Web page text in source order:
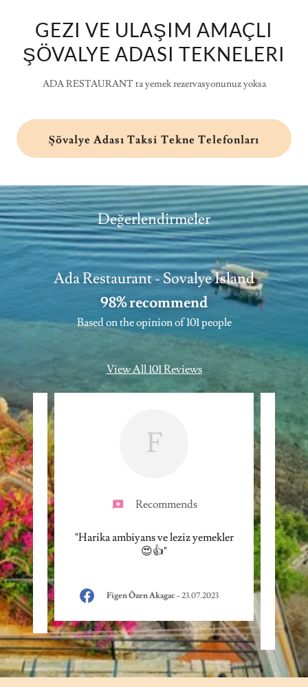
GEZI VE ULAŞIM AMAÇLI
ŞÖVALYE ADASI TEKNELERI
ADA RESTAURANT ta yemek rezervasyonunuz yoksa
Şövalye Adası Taksi Tekne Telefonları
Değerlendirmeler
Ada Restaurant - Sovalye Island
98% recommend
Based on the opinion of 101 people
View All 101 Reviews
F
Recommends
"Harika ambiyans ve leziz yemekler
😍👍"
Figen Özen Akagac - 23.07.2023
-
to